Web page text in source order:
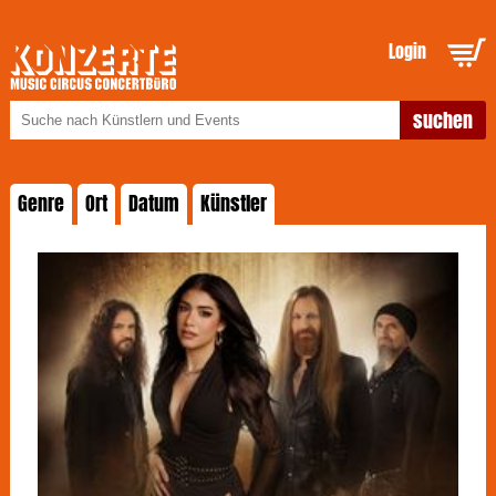
Login
Genre Ort Datum Künstler